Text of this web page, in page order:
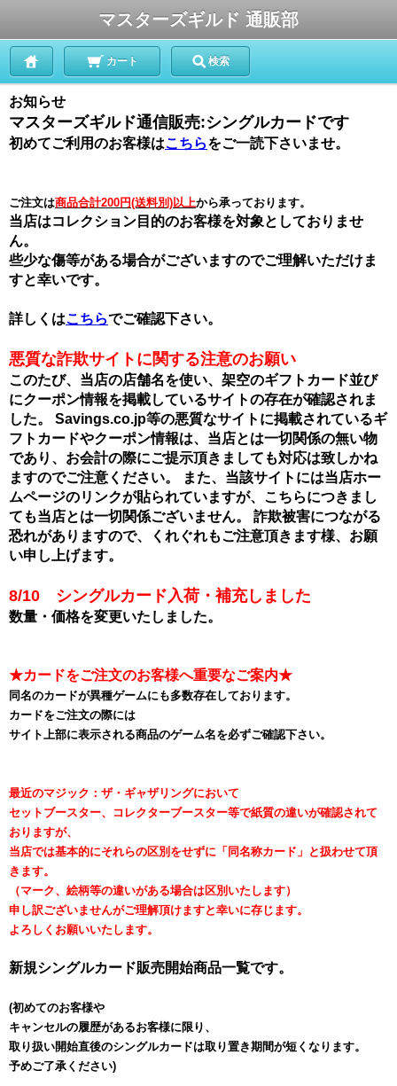
マスターズギルド 通販部
カート 検索
お知らせ
マスターズギルド通信販売:シングルカードです
初めてご利用のお客様はこちらをご一読下さいませ。
ご注文は商品合計200円(送料別)以上から承っております。
当店はコレクション目的のお客様を対象としておりませ
ん。
些少な傷等がある場合がございますのでご理解いただけま
すと幸いです。
詳しくはこちらでご確認下さい。
悪質な詐欺サイトに関する注意のお願い
このたび、当店の店舗名を使い、架空のギフトカード並び
にクーポン情報を掲載しているサイトの存在が確認されま
した。
Savings.co.jp等の悪質なサイトに掲載されているギ
フトカードやクーポン情報は、当店とは一切関係の無い物
であり、お会計の際にご提示頂きましても対応は致しかね
ますのでご注意ください。
また、当該サイトには当店ホー
ムページのリンクが貼られていますが、こちらにつきまし
ても当店とは一切関係ございません。
詐欺被害につながる
恐れがありますので、くれぐれもご注意頂きます様、お願
い申し上げます。
8/10 シングルカード入荷・補充しました
数量・価格を変更いたしました。
★カードをご注文のお客様へ重要なご案内★
同名のカードが異種ゲームにも多数存在しております。
カードをご注文の際には
サイト上部に表示される商品のゲーム名を必ずご確認下さい。
最近のマジック：ザ・ギャザリングにおいて
セットブースター、コレクターブースター等で紙質の違いが確認されて
おりますが、
当店では基本的にそれらの区別をせずに「同名称カード」と扱わせて頂
きます。
（マーク、絵柄等の違いがある場合は区別いたします）
申し訳ございませんがご理解頂けますと幸いに存じます。
よろしくお願いいたします。
新規シングルカード販売開始商品一覧です。
(初めてのお客様や
キャンセルの履歴があるお客様に限り、
取り扱い開始直後のシングルカードは取り置き期間が短くなります。
予めご了承ください)